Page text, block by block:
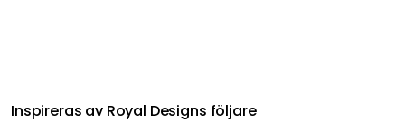
Inspireras av Royal Designs följare